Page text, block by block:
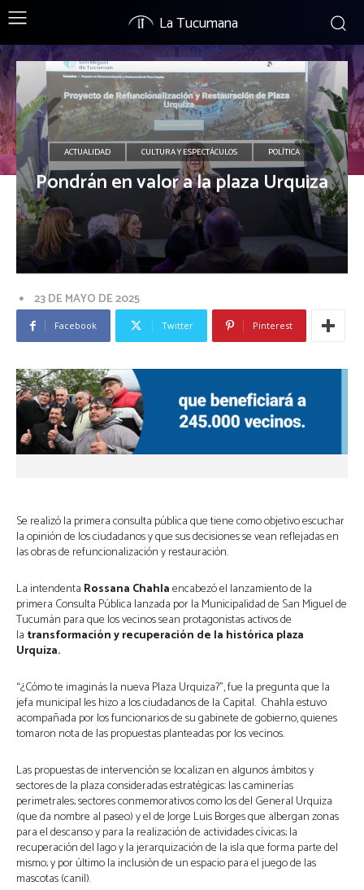
La Tucumana
ACTUALIDAD CULTURA Y ESPECTÁCULOS POLÍTICA
Pondrán en valor a la plaza Urquiza
23 DE MAYO DE 2025
Facebook Twitter Pinterest
Se realizó la primera consulta pública que tiene como objetivo escuchar
la opinión de los ciudadanos y que sus decisiones se vean reflejadas en
las obras de refuncionalización y restauración.
La intendenta Rossana Chahlaencabezó el lanzamiento de la
primera Consulta Pública lanzada por la Municipalidad de San Miguel de
Tucumán para que los vecinos sean protagonistas activos de
la transformación y recuperación de la histórica plaza
Urquiza.
“¿Cómo te imaginás la nueva Plaza Urquiza?”, fue la pregunta que la
jefa municipal les hizo a los ciudadanos de la Capital. Chahla estuvo
acompañada por los funcionarios de su gabinete de gobierno, quienes
tomaron nota de las propuestas planteadas por los vecinos.
Las propuestas de intervención se localizan en algunos ámbitos y
sectores de la plaza consideradas estratégicas: las caminerías
perimetrales; sectores conmemorativos como los del General Urquiza
(que da nombre al paseo) y el de Jorge Luis Borges que albergan zonas
para el descanso y para la realización de actividades cívicas; la
recuperación del lago y la jerarquización de la isla que forma parte del
mismo; y por último la inclusión de un espacio para el juego de las
mascotas (canil).